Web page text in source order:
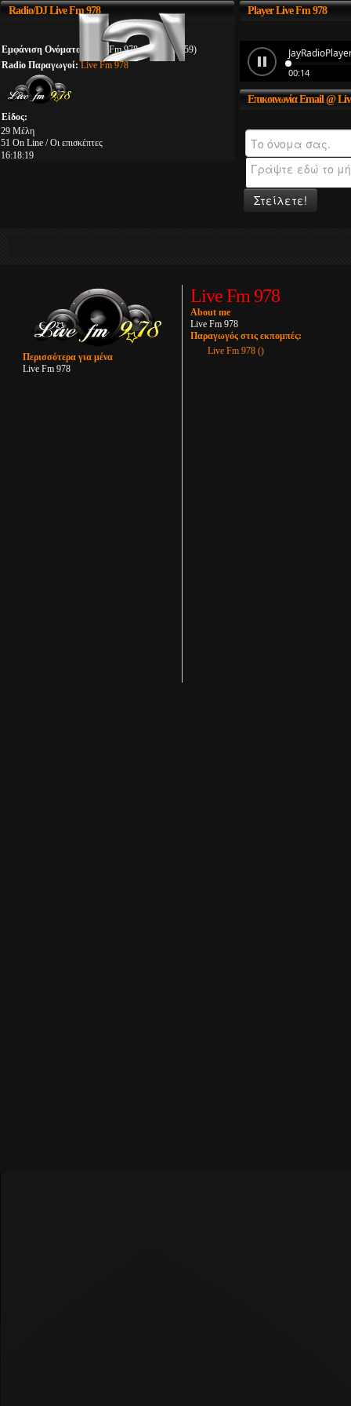
Radio/DJLive Fm 978
Εμφάνιση Ονόματος:
Live Fm 978 (00:00 - 23:59)
Radio Παραγωγοί: Live Fm 978
Είδος:
29 Μέλη
51 On Line / Οι επισκέπτες
16:18:19
PlayerLive Fm 978
ΕπικοινωνίαEmail @
Στείλετε!
Περισσότερα για μένα
Live Fm 978
Live Fm 978
About me
Live Fm 978
Παραγωγός στις εκπομπές:
Live Fm 978 ()